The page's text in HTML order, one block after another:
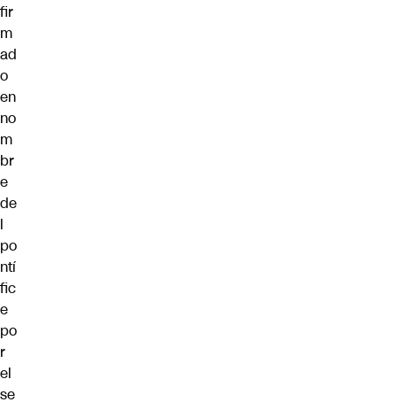
fir
m
ad
o
en
no
m
br
e
de
l
po
ntí
fic
e
po
r
el
se